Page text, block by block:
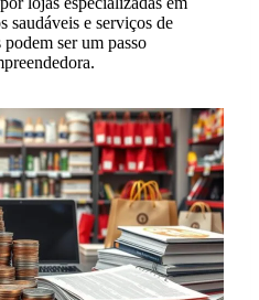
saudáveis e serviços de
ser um passo